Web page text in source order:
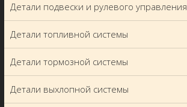
Детали подвески и рулевого управления
Детали топливной системы
Детали тормозной системы
Детали выхлопной системы